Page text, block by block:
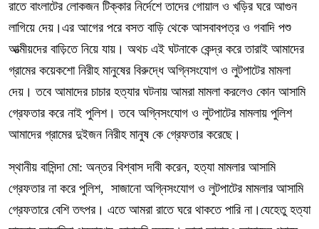
রাতে বাংলাটের লোকজন টিক্কার নির্দেশে তাদের গোয়াল ও খড়ির ঘরে আগুন
লাগিয়ে দেয়।এর আগের পরে বসত বাড়ি থেকে আসবাবপত্র ও গবাদি পশু
আত্মীয়দের বাড়িতে নিয়ে যায়। অথচ এই ঘটনাকে কেন্দ্র করে তারাই আমাদের
গ্রামের কয়েকশো নিরীহ মানুষের বিরুদ্ধে অগ্নিসংযোগ ও লুটপাটের মামলা
দেয়। তবে আমাদের চাচার হত্যার ঘটনায় আমরা মামলা করলেও কোন আসামি
গ্রেফতার করে নাই পুলিশ। তবে অগ্নিসংযোগ ও লুটপাটের মামলায় পুলিশ
আমাদের গ্রামের দুইজন নিরীহ মানুষ কে গ্রেফতার করেছে।
স্থানীয় বাসিন্দা মো: অন্তর বিশ্বাস দাবী করেন, হত্যা মামলার আসামি
গ্রেফতার না করে পুলিশ, সাজানো অগ্নিসংযোগ ও লুটপাটের মামলার আসামি
গ্রেফতারে বেশি তৎপর। এতে আমরা রাতে ঘরে থাকতে পারি না।যেহেতু হত্যা